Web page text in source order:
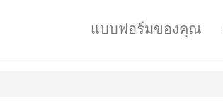
แบบฟอร์มของคุณ